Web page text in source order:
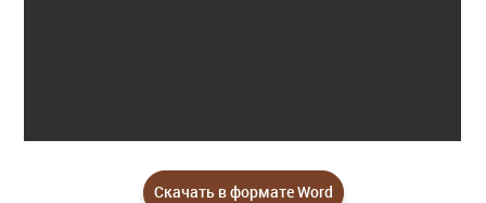
Скачать в формате Word